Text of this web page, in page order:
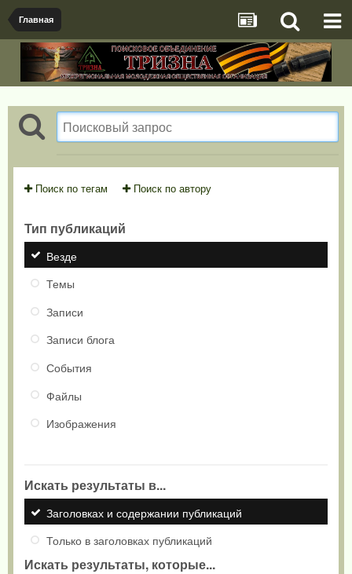
Главная
Поиск по тегам Поиск по автору
Тип публикаций
Везде
Темы
Записи
Записи блога
События
Файлы
Изображения
Искать результаты в...
Заголовках и содержании публикаций
Только в заголовках публикаций
Искать результаты, которые...